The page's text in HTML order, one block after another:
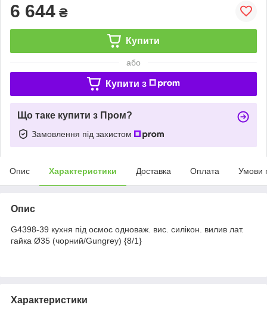
6 644 ₴
Купити
або
Купити з
Що таке купити з Пром?
Замовлення під захистом
Опис Характеристики Доставка Оплата Умови
Опис
G4398-39 кухня під осмос одноваж. вис. силікон. вилив лат.
гайка Ø35 (чорний/Gungrey) {8/1}
Характеристики